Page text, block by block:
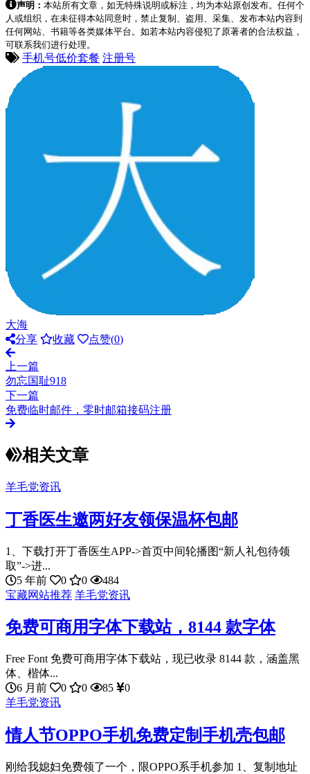
声明： 本站所有文章，如无特殊说明或标注，均为本站原创发布。任何个
人或组织，在未征得本站同意时，禁止复制、盗用、采集、发布本站内容到
任何网站、书籍等各类媒体平台。如若本站内容侵犯了原著者的合法权益，
可联系我们进行处理。
手机号低价套餐 注册号
大海
分享
收藏 点赞(0)
上一篇
勿忘国耻918
下一篇
免费临时邮件，零时邮箱接码注册
相关文章
羊毛党资讯
丁香医生邀两好友领保温杯包邮
1、下载打开丁香医生APP->首页中间轮播图“新人礼包待领
取”->进...
5 年前
0 0
484
宝藏网站推荐 羊毛党资讯
免费可商用字体下载站，8144 款字体
Free Font 免费可商用字体下载站，现已收录 8144 款，涵盖黑
体、楷体...
6 月前
0 0 85
0
羊毛党资讯
情人节OPPO手机免费定制手机壳包邮
刚给我媳妇免费领了一个，限OPPO系手机参加 1、复制地址